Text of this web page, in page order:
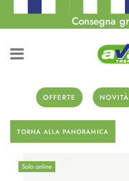
Consegna
OFFERTE NOVITÀ
TORNA ALLA PANORAMICA
Solo online